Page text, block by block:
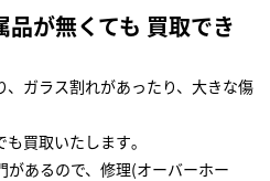
が無くても 買取でき
ガラス割れがあったり、大きな傷
も買取いたします｡
があるので、修理(オーバーホー